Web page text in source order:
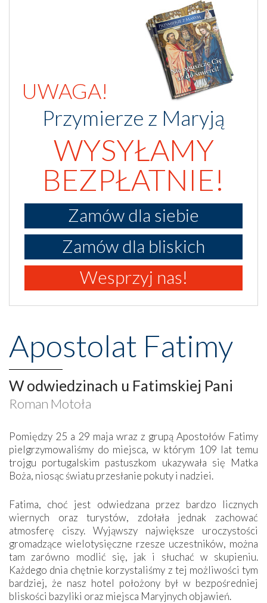
UWAGA!
Przymierze z Maryją
WYSYŁAMY
BEZPŁATNIE!
Zamów dla siebie
Zamów dla bliskich
Wesprzyj nas!
Apostolat Fatimy
W odwiedzinach u Fatimskiej Pani
Roman Motoła
Pomiędzy 25 a 29 maja wraz z grupą Apostołów Fatimy
pielgrzymowaliśmy do miejsca, w którym 109 lat temu
trojgu portugalskim pastuszkom ukazywała się Matka
Boża, niosąc światu przesłanie pokuty i nadziei.
Fatima, choć jest odwiedzana przez bardzo licznych
wiernych oraz turystów, zdołała jednak zachować
atmosferę ciszy. Wyjąwszy największe uroczystości
gromadzące wielotysięczne rzesze uczestników, można
tam zarówno modlić się, jak i słuchać w skupieniu.
Każdego dnia chętnie korzystaliśmy z tej możliwości tym
bardziej, że nasz hotel położony był w bezpośredniej
bliskości bazyliki oraz miejsca Maryjnych objawień.